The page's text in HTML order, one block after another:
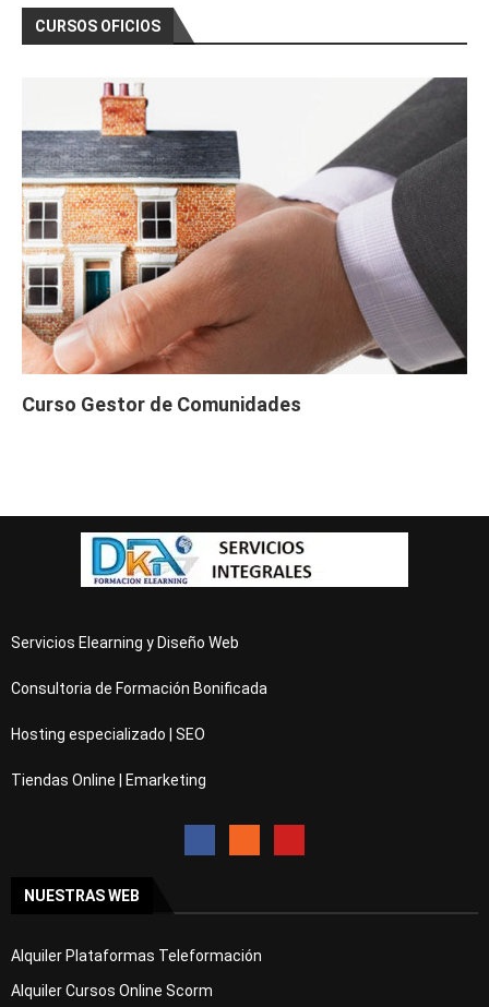
CURSOS OFICIOS
Curso Gestor de Comunidades
Servicios Elearning y Diseño Web
Consultoria de Formación Bonificada
Hosting especializado | SEO
Tiendas Online | Emarketing
NUESTRAS WEB
Alquiler Plataformas Teleformación
Alquiler Cursos Online Scorm